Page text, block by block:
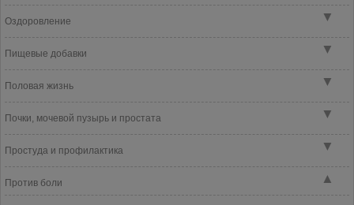
▼
Оздоровление
▼
Пищевые добавки
▼
Половая жизнь
▼
Почки, мочевой пузырь и простата
▼
Простуда и профилактика
▲
Против боли